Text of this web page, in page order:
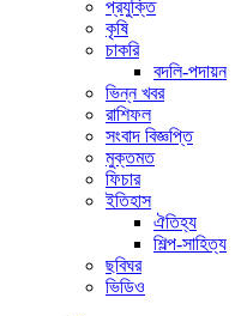
প্রযুক্তি
কৃষি
চাকরি
বদলি-পদায়ন
ভিন্ন খবর
রাশিফল
সংবাদ বিজ্ঞপ্তি
মুক্তমত
ফিচার
ইতিহাস
ঐতিহ্য
শিল্প-সাহিত্য
ছবিঘর
ভিডিও